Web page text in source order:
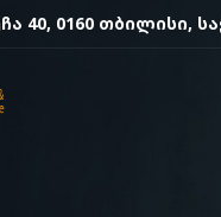
40, 0160 თბილისი,